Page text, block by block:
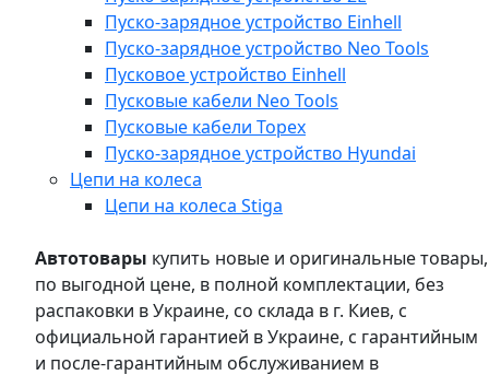
Пуско-зарядное устройство Einhell
Пуско-зарядное устройство Neo Tools
Пусковое устройство Einhell
Пусковые кабели Neo Tools
Пусковые кабели Topex
Пуско-зарядное устройство Hyundai
Цепи на колеса
Цепи на колеса Stiga
Автотовары купить новые и оригинальные товары,
по выгодной цене, в полной комплектации, без
распаковки в Украине, со склада в г. Киев, с
официальной гарантией в Украине, с гарантийным
и после-гарантийным обслуживанием в